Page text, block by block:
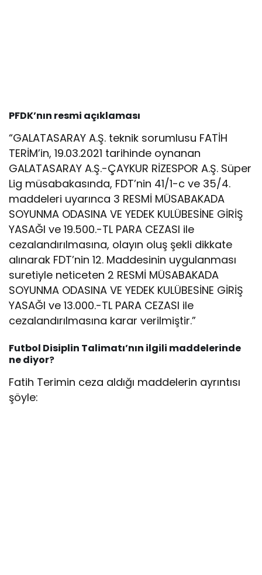
PFDK’nın resmi açıklaması
“GALATASARAY A.Ş. teknik sorumlusu FATİH
TERİM’in, 19.03.2021 tarihinde oynanan
GALATASARAY A.Ş.-ÇAYKUR RİZESPOR A.Ş. Süper
Lig müsabakasında, FDT’nin 41/1-c ve 35/4.
maddeleri uyarınca 3 RESMİ MÜSABAKADA
SOYUNMA ODASINA VE YEDEK KULÜBESİNE GİRİŞ
YASAĞI ve 19.500.-TL PARA CEZASI ile
cezalandırılmasına, olayın oluş şekli dikkate
alınarak FDT’nin 12. Maddesinin uygulanması
suretiyle neticeten 2 RESMİ MÜSABAKADA
SOYUNMA ODASINA VE YEDEK KULÜBESİNE GİRİŞ
YASAĞI ve 13.000.-TL PARA CEZASI ile
cezalandırılmasına karar verilmiştir.”
Futbol Disiplin Talimatı’nın ilgili maddelerinde
ne diyor?
Fatih Terimin ceza aldığı maddelerin ayrıntısı
şöyle: